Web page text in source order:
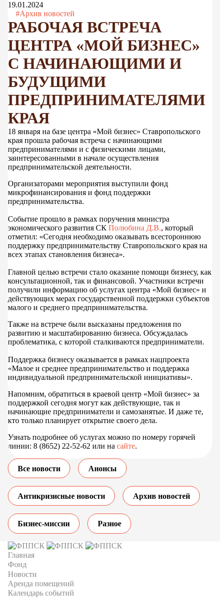
19.01.2024
#Архив новостей
РАБОЧАЯ ВСТРЕЧА
ЦЕНТРА «МОЙ БИЗНЕС»
С НАЧИНАЮЩИМИ И
БУДУЩИМИ
ПРЕДПРИНИМАТЕЛЯМИ
КРАЯ
18 января на базе центра «Мой бизнес» Ставропольского
края прошла рабочая встреча с начинающими
предпринимателями и с физическими лицами,
заинтересованными в начале осуществления
предпринимательской деятельности.
Организаторами мероприятия выступили фонд
микрофинансирования и фонд поддержки
предпринимательства.
Событие прошло в рамках поручения министра
экономического развития СК Полюбина Д.В., который
отметил: «Сегодня необходимо оказывать всестороннюю
поддержку предпринимательству Ставропольского края на
всех этапах становления бизнеса».
Главной целью встречи стало оказание помощи бизнесу, как
консультационной, так и финансовой. Участники встречи
получили информацию об услугах центра «Мой бизнес» и
действующих мерах государственной поддержки субъектов
малого и среднего предпринимательства.
Также на встрече были высказаны предложения по
развитию и масштабированию бизнеса. Обсуждалась
проблематика, с которой сталкиваются предприниматели.
Поддержка бизнесу оказывается в рамках нацпроекта
«Малое и среднее предпринимательство и поддержка
индивидуальной предпринимательской инициативы».
Напомним, обратиться в краевой центр «Мой бизнес» за
поддержкой сегодня могут как действующие, так и
начинающие предприниматели и самозанятые. И даже те,
кто только планирует открытие своего дела.
Узнать подробнее об услугах можно по номеру горячей
линии: 8 (8652) 22-52-62 или на сайте.
Все новости Анонсы
Антикризисные новости Архив новостей
Бизнес-миссии Разное
Главная
Фонд
Новости
Аренда помещений
Календарь событий